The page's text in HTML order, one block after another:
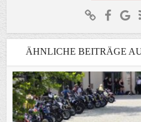
ÄHNLICHE BEITRÄGE